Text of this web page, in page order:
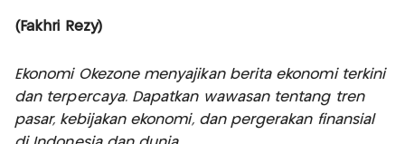
(Fakhri Rezy)
Ekonomi Okezone menyajikan berita ekonomi terkini
dan terpercaya. Dapatkan wawasan tentang tren
pasar, kebijakan ekonomi, dan pergerakan finansial